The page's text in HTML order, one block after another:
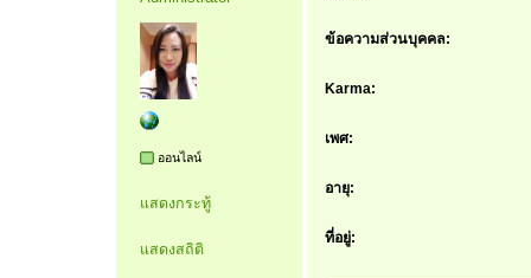
ออนไลน์
แสดงกระทู้
แสดงสถิติ
ข้อความส่วนบุคคล:
Karma:
เพศ:
อายุ:
ที่อยู่: